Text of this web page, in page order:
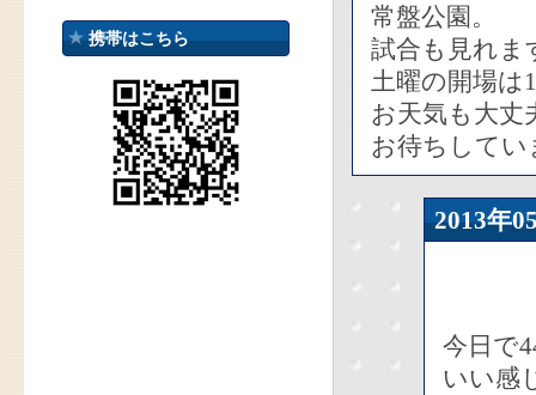
携帯はこちら
常盤公園。
試合も見れま
土曜の開場は
お天気も大丈
お待ちしてい
2013年
今日で
いい感